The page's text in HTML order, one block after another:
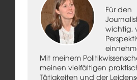
Für den
wichtig,
Mit meinem
meinen vielfältigen
Tätigkeiten und der